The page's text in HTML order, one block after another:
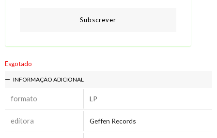
Subscrever
Esgotado
INFORMAÇÃO ADICIONAL
formato LP
editora Geffen Records